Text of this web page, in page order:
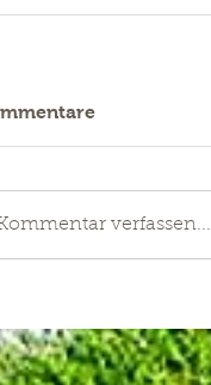
verfassen...